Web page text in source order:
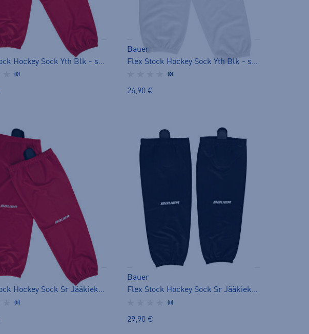
Flex Stock Hockey Sock Yth Blk - sukka
(0)
Bauer
Flex Stock Hockey Sock Yth Blk - sukka
(0)
26,90 €
Flex Stock Hockey Sock Sr Jääkiekkosukat - sukka
(0)
Bauer
Flex Stock Hockey Sock Sr Jääkiekkosukat - sukka
(0)
29,90 €